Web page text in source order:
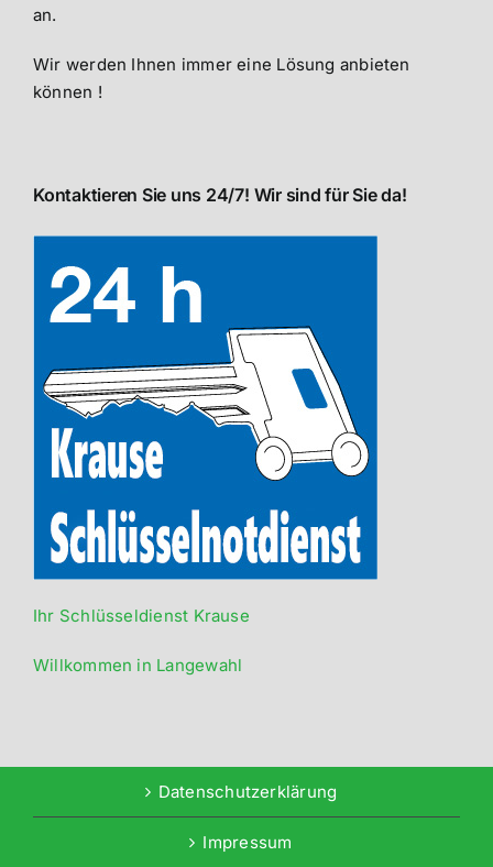
an.
Wir werden Ihnen immer eine Lösung anbieten
können !
Kontaktieren Sie uns 24/7! Wir sind für Sie da!
Ihr Schlüsseldienst Krause
Willkommen in Langewahl
Datenschutzerklärung
Impressum